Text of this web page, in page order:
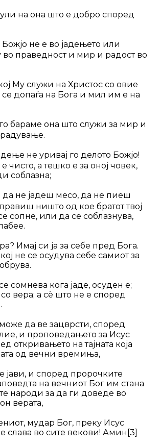
на она што е добро според
Божјо не е во јадењето или
во праведност и мир и радост во
Му служи на Хрис­тос со овие
се допаѓа на Бога и мил им е на
бараме она што служи за мир и
не уривај го делото Божјо!
чисто, а тешко е за оној човек,
соблазна;
да не јадеш месо, да не пиеш
ништо од кое братот твој
сопне, или да се соблазнува,
Имај си ја за себе пред Бога.
не се осудува себе самиот за
сомнева кога јаде, осуден е;
вера; а сѐ што не е според
може да ве зацврсти, според
и про­по­ве­да­њето за Исус
открива­њето на тајната која
од вечни времиња,
јави, и според про­роч­ките
на вечниот Бог им стана
народи за да ги доведе во
верата,
мудар Бог, преку Исус
слава во сите ве­ко­ви! Амин [3]